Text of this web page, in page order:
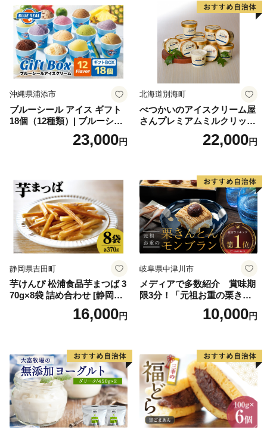
沖縄県浦添市
ブルーシール アイス ギフト
18個（12種類）| ブルーシー
ルアイス ブルーシールアイ
スクリーム 着日指定可能 送
誕生日 カップ 詰め合わせ バ
ラエティ | バニラ チョコレー
ト ストロベリー ピスタチオ
バニラ＆クッキー ウベ 沖縄
紅イモ 塩ちんすこう 沖縄シ
ークヮーサー 沖縄黒糖 琉球
ロイヤルミルクティ 沖縄パ
イン
23,000円
北海道別海町
べつかいのアイスクリーム屋
さんプレミアムミルクリッチ
12個（AP-01）（ 北海道アイ
ス 北海道産アイス アイス ア
道産アイス 道産アイスクリ
ーム ギフト 詰合せ 詰め合わ
せ ふるさと納税 ）
22,000円
静岡県吉田町
芋けんぴ 松浦食品芋まつば 3
70g×8袋 詰め合わせ [静岡伊
勢丹(松浦食品) 静岡県 吉田町
22424274] 芋ケンピ セット
16,000円
岐阜県中津川市
メディアで多数紹介 賞味期
限3分！「元祖お重の栗きん
とんモンブラン」 【未来の
ご褒美】スイーツ 栗 モンブ
子 菓子 F4N-2298
10,000円